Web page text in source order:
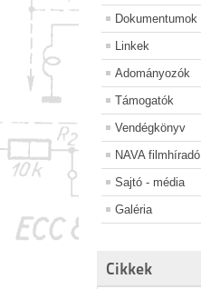
Dokumentumok
Linkek
Adományozók
Támogatók
Vendégkönyv
NAVA filmhíradó
Sajtó - média
Galéria
Cikkek